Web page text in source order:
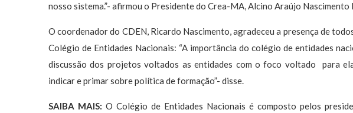
nosso sistema.”- afirmou o Presidente do Crea-MA, Alcino Araújo Nascimento
O coordenador do CDEN, Ricardo Nascimento, agradeceu a presença de
Colégio de Entidades Nacionais: “A importância do colégio de entidades
discussão dos projetos voltados as entidades com o foco voltado para
indicar e primar sobre política de formação”- disse.
SAIBA MAIS:O Colégio de Entidades Nacionais é composto pelos